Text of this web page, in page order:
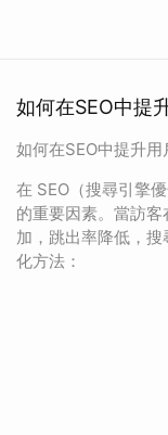
如何在SEO中提
如何在SEO中提升
在 SEO（搜尋引擎
的重要因素。當訪
加，跳出率降低，
化方法：